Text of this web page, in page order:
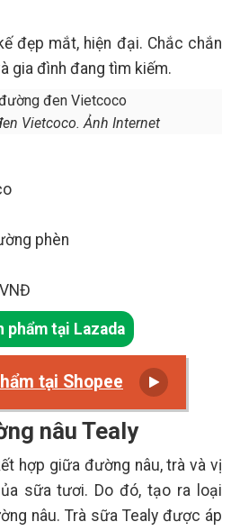
đẹp mắt, hiện đại. Chắc chắn
gia đình đang tìm kiếm.
Vietcoco. Ảnh Internet
phèn
phẩm tại Lazada
tại Shopee
nâu Tealy
hợp giữa đường nâu, trà và vị
sữa tươi. Do đó, tạo ra loại
nâu. Trà sữa Tealy được áp